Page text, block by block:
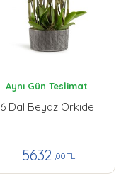
Aynı Gün Teslimat
6 Dal Beyaz Orkide
5632 ,00 TL